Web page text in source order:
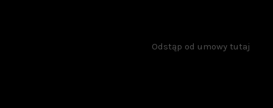
Odstąp od umowy tutaj